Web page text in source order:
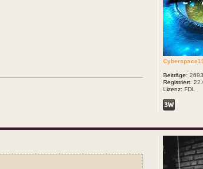
Beiträge: 2693
Registriert:
Lizenz: FDL